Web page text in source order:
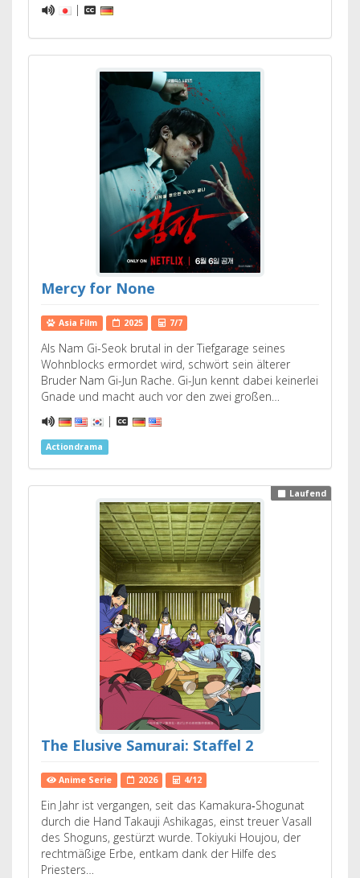
|
Mercy for None
Asia Film 2025 7/7
Als Nam Gi-Seok brutal in der Tiefgarage seines
Wohnblocks ermordet wird, schwört sein älterer
Bruder Nam Gi-Jun Rache. Gi-Jun kennt dabei keinerlei
Gnade und macht auch vor den zwei großen…
|
Actiondrama
Laufend
The Elusive Samurai: Staffel 2
Anime Serie 2026 4/12
Ein Jahr ist vergangen, seit das Kamakura‑Shogunat
durch die Hand Takauji Ashikagas, einst treuer Vasall
des Shoguns, gestürzt wurde. Tokiyuki Houjou, der
rechtmäßige Erbe, entkam dank der Hilfe des
Priesters…